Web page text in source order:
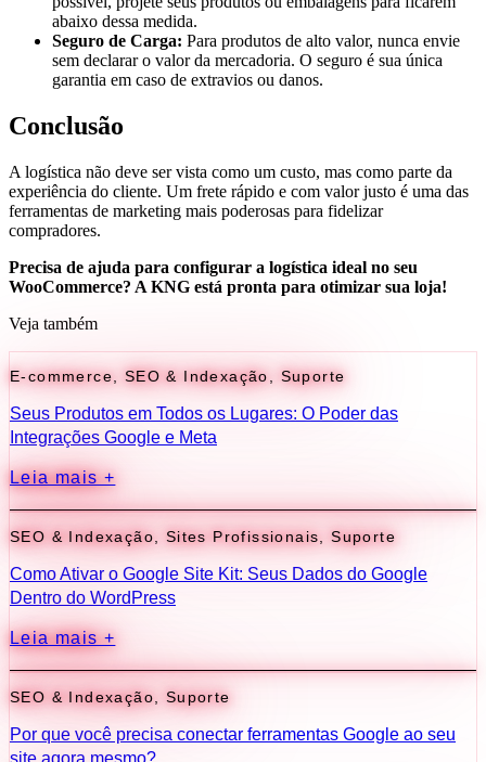
abaixo dessa medida.
Seguro de Carga: Para produtos de alto valor, nunca envie
sem declarar o valor da mercadoria. O seguro é sua única
garantia em caso de extravios ou danos.
Conclusão
A logística não deve ser vista como um custo, mas como parte da
experiência do cliente. Um frete rápido e com valor justo é uma das
ferramentas de marketing mais poderosas para fidelizar
compradores.
Precisa de ajuda para configurar a logística ideal no seu
WooCommerce? A KNG está pronta para otimizar sua loja!
Veja também
E-commerce SEO & Indexação Suporte
Seus Produtos em Todos os Lugares: O Poder das
Integrações Google e Meta
Leia mais +
SEO & Indexação Sites Profissionais ,Suporte
Como Ativar o Google Site Kit: Seus Dados do Google
Dentro do WordPress
Leia mais +
SEO & Indexação Suporte
Por que você precisa conectar ferramentas Google ao seu